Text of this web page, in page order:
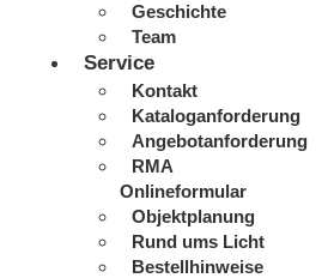
Geschichte
Team
Service
Kontakt
Kataloganforderung
Angebotanforderung
RMA
Onlineformular
Objektplanung
Rund ums Licht
Bestellhinweise